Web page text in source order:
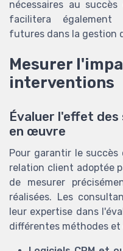
nécessaires au
facilitera également
futures dans la gestion
Mesurer
interventions
Évaluer l'effet des
en œuvre
Pour garantir le succès
relation client adoptée
de mesurer
réalisées. Les
leur expertise dans
différentes méthodes et